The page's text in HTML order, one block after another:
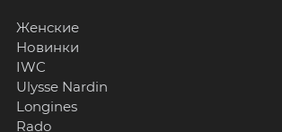
Женские
Новинки
IWC
Ulysse Nardin
Longines
Rado